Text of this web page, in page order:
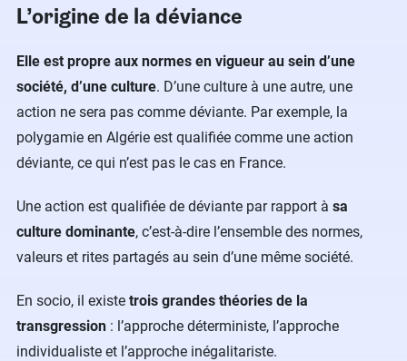
L’origine de la déviance
Elle est propre aux normes en vigueur au sein d’une
société, d’une culture. D’une culture à une autre, une
action ne sera pas comme déviante. Par exemple, la
polygamie en Algérie est qualifiée comme une action
déviante, ce qui n’est pas le cas en France.
Une action est qualifiée de déviante par rapport à sa
culture dominante, c’est-à-dire l’ensemble des normes,
valeurs et rites partagés au sein d’une même société.
En socio, il existe trois grandes théories de la
transgression : l’approche déterministe, l’approche
individualiste et l’approche inégalitariste.